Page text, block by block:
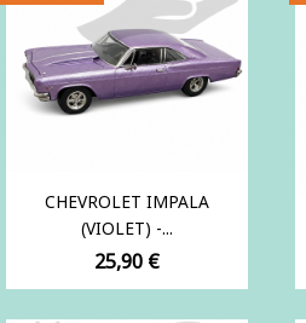
CHEVROLET IMPALA
(VIOLET) -...
Prix
25,90 €